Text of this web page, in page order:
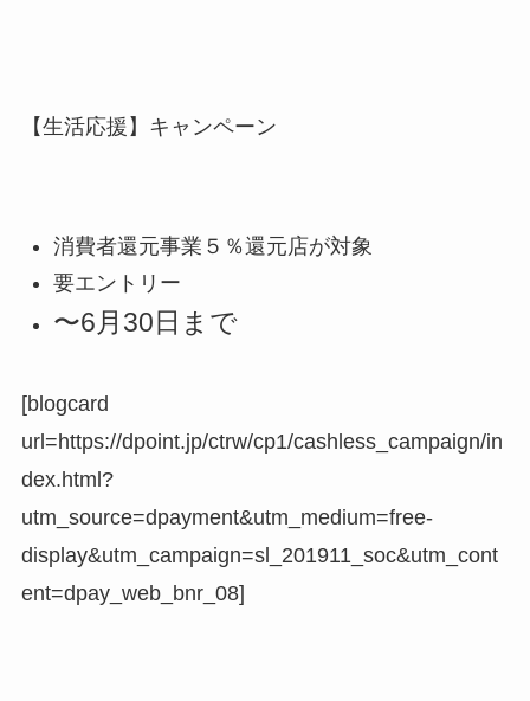
【生活応援】キャンペーン
消費者還元事業５％還元店が対象
要エントリー
〜6月30日まで
[blogcard
url=https://dpoint.jp/ctrw/cp1/cashless_campaign/in
dex.html?
utm_source=dpayment&utm_medium=free-
display&utm_campaign=sl_201911_soc&utm_cont
ent=dpay_web_bnr_08]